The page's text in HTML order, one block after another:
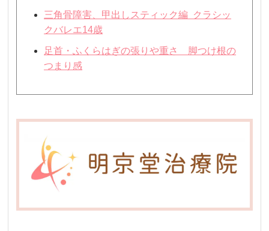
三角骨障害、甲出しスティック編 クラシッ
クバレエ14歳
足首・ふくらはぎの張りや重さ 脚つけ根の
つまり感